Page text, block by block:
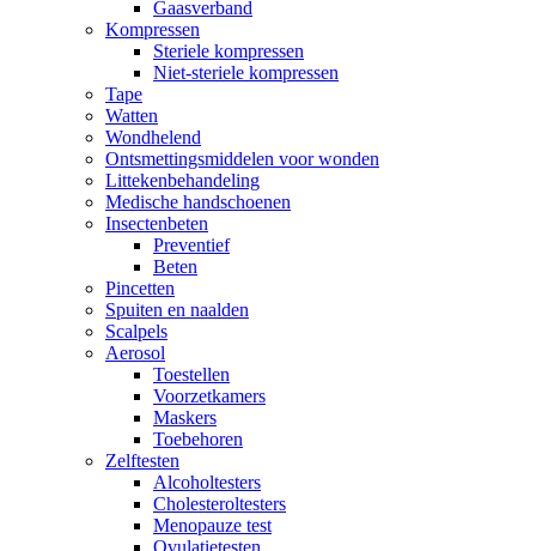
Gaasverband
Kompressen
Steriele kompressen
Niet-steriele kompressen
Tape
Watten
Wondhelend
Ontsmettingsmiddelen voor wonden
Littekenbehandeling
Medische handschoenen
Insectenbeten
Preventief
Beten
Pincetten
Spuiten en naalden
Scalpels
Aerosol
Toestellen
Voorzetkamers
Maskers
Toebehoren
Zelftesten
Alcoholtesters
Cholesteroltesters
Menopauze test
Ovulatietesten